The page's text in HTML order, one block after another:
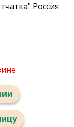
Россия